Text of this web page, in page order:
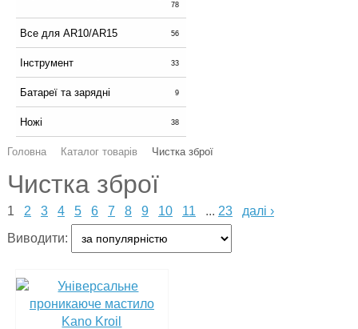
78
Все для AR10/AR15 56
Інструмент 33
Батареї та зарядні 9
Ножі 38
Головна Каталог товарів Чистка зброї
Чистка зброї
1 2 3 4 5 6 7 8 9 10 11 ... 23
далі ›
Виводити: